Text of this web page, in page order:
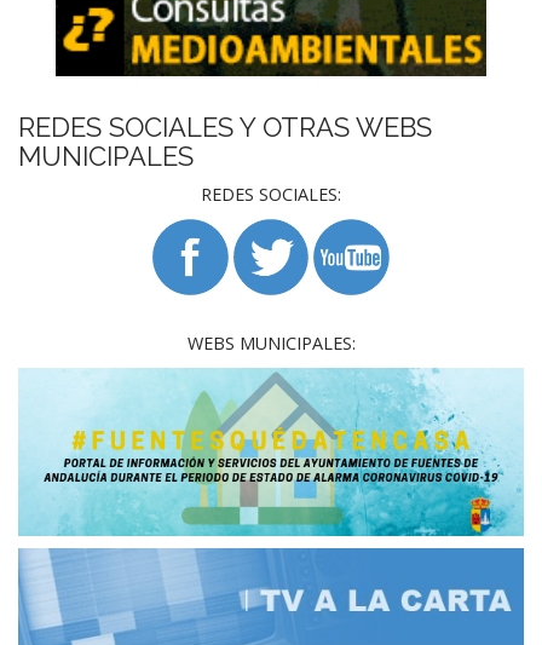
REDES SOCIALES Y OTRAS WEBS
MUNICIPALES
REDES SOCIALES:
WEBS MUNICIPALES: